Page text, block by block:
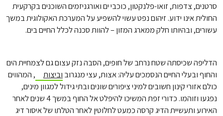
סרטנים, צדפות, זואו-פלנקטון, כוכבי ים ואורגניזמים השוכנים בקרקעית
החולית אינו ידוע. זיהום נפט עשוי להשפיע על המערכת האקולוגית במשך
עשורים, ובהיותו חלק ממארג המזון – להוות סכנה לכלל החיים בים.
הדליפה שכיסתה שטח נרחב של חופים, הסבה נזק עצום גם לצמחיית הים
והחוף ובעלי החיים הנסמכים עליה: אצות, עצי מנגרוב וביצות
, המהווים
כולם אזורי קינון חשובים למיני ציפורים שונים ובתי גידול למגוון מינים,
נפגעו וזוהמו. כדורי זפת המשיכו להיפלט אל החוף במשך 4 שנים לאחר
האירוע ותעשיית הדיג קרסה כמעט לחלוטין לאחר הטלתו של איסור דיג